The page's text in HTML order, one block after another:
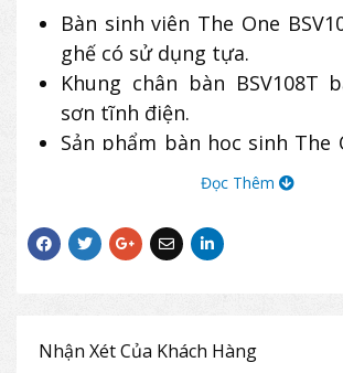
Bàn sinh viên The One
ghế có sử dụng tựa.
Khung chân bàn BSV108T
sơn tĩnh điện.
Sản phẩm bàn học sinh The
sử dụng mặt gỗ Melamine
Bàn có ngăn để đồ dùng
Mã sản phẩm: BSV108T,
Đọc Thêm
Nhận Xét Của Khách Hàng